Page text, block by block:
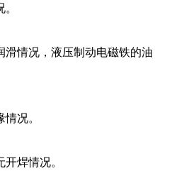
情况，液压制动电磁铁的油
况。
焊情况。